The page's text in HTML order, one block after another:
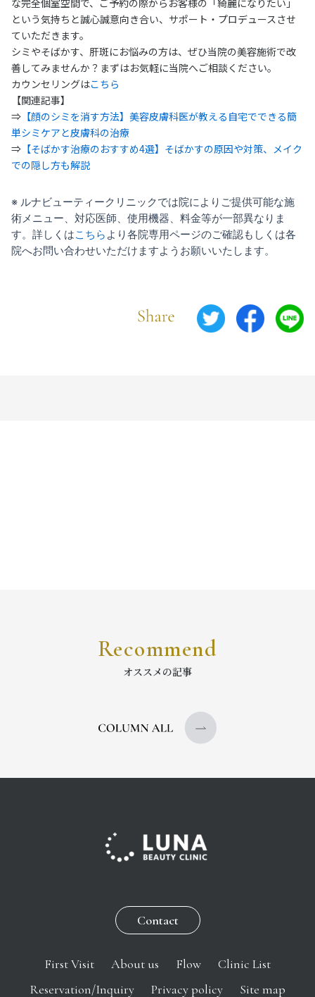
という気持ちと誠心誠意向き合い、サポート・プロデュースさせ
ていただきます。
シミやそばかす、肝斑にお悩みの方は、ぜひ当院の美容施術で改
善してみませんか？まずはお気軽に当院へご相談ください。
カウンセリングはこちら
【関連記事】
⇒ 【顔のシミを消す方法】美容皮膚科医が教える自宅でできる簡
単シミケアと皮膚科の治療
⇒ 【そばかす治療のおすすめ4選】そばかすの原因や対策、メイク
での隠し方も解説
※ ルナビューティークリニックでは院によりご提供可能な施
術メニュー、対応医師、使用機器、料金等が一部異なりま
す。詳しくはこちら より各院専用ページのご確認もしくは各
院へお問い合わせいただけますようお願いいたします。
Recommend
オススメの記事
Contact
First Visit About us Flow
Clinic List
Reservation/Inquiry
Privacy policy Site map